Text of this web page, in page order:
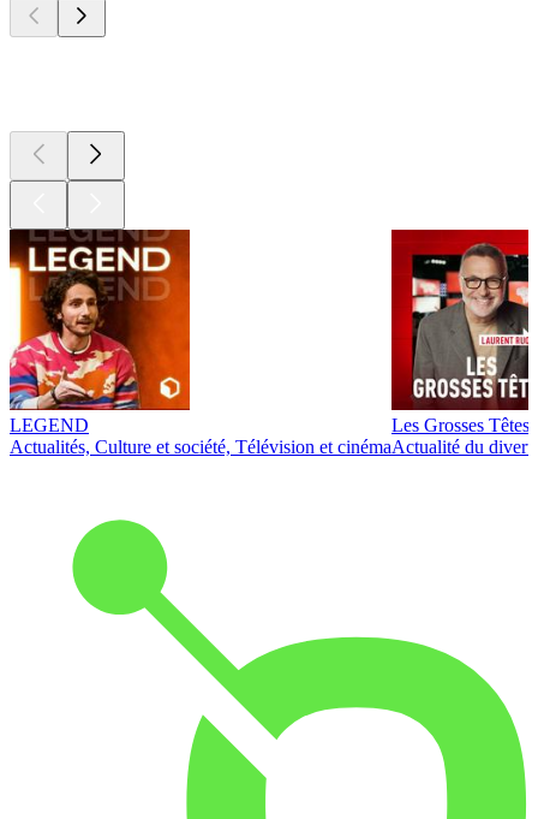
LEGEND
Actualités, Culture et société, Télévision et cinéma
Les Grosses Têtes
Actualité du